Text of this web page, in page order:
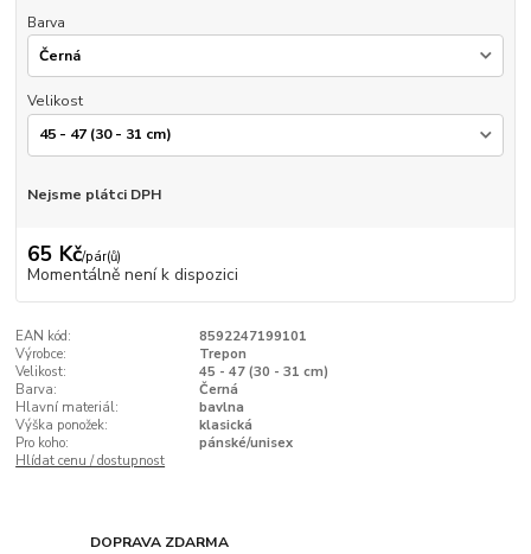
Barva
Velikost
Nejsme plátci DPH
65 Kč/pár(ů)
Momentálně není k dispozici
EAN kód:
8592247199101
Výrobce:
Trepon
Velikost:
45 - 47 (30 - 31 cm)
Barva:
Černá
Hlavní materiál:
bavlna
Výška ponožek:
klasická
Pro koho:
pánské/unisex
Hlídat cenu / dostupnost
DOPRAVA ZDARMA